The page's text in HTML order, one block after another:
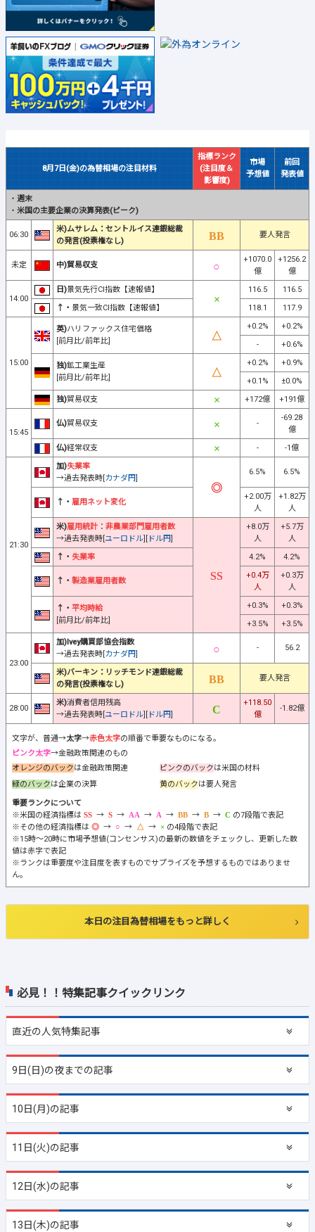
必見！！特集記事クイックリンク
直近の人気特集記事
9日(日)の夜までの記事
10日(月)の記事
11日(火)の記事
12日(水)の記事
13日(木)の記事
8月7日(金)の為替相場の注目材料
指標ランク
(注目度＆
影響度)
市場
予想値
前回
発表値
・ 週末
・ 米国の主要企業の決算発表(ピーク)
06:30
米)ムサレム：セントルイス連銀総裁
の発言(投票権なし)
要人発言
未定 中)貿易収支
+1070.0
億
+1256.2
億
14:00
日)景気先行CI指数【速報値】 116.5
116.5
↑・ 景気一致CI指数【速報値】 118.1 117.9
15:00
英)ハリファックス住宅価格
[前月比/前年比]
+0.2%
+0.2%
-
+0.6%
独)鉱工業生産
[前月比/前年比]
+0.2%
+0.9%
+0.1%
±0.0%
独)貿易収支 +172億 +191億
15:45
仏)貿易収支 -
-69.28
億
仏)経常収支 - -1億
21:30
加)失業率
→過去発表時[ カナダ円
6.5% 6.5%
↑・ 雇用ネット変化
+2.00万
人
+1.82万
人
米)雇用統計 ： 非農業部門雇用者数
→過去発表時[ ユーロドル ドル円
+8.0万
人
+5.7万
人
↑・ 失業率 4.2% 4.2%
↑・ 製造業雇用者数
+0.4万
人
+0.3万
人
↑・ 平均時給
[前月比/前年比]
+0.3%
+0.3%
+3.5%
+3.5%
23:00
加)Ivey購買部協会指数
→過去発表時[ カナダ円
- 56.2
米)バーキン：リッチモンド連銀総裁
の発言(投票権なし)
要人発言
28:00
米)消費者信用残高
→過去発表時[ ユーロドル ドル円
+118.50
億
-1.82億
文字が、普通→太字→赤色太字の順番で重要なものになる。
ピンク太字→金融政策関連のもの
オレンジのバックは金融政策関連 ピンクのバックは米国の材料
緑のバックは企業の決算 黄のバックは要人発言
重要ランクについて
※米国の経済指標は
→ → → → → →
の7段階で表記
※その他の経済指標は
→ → →
の4段階で表記
※15時～20時に市場予想値(コンセンサス)の最新の数値をチェックし、更新した数
値は赤字で表記
※ランクは重要度や注目度を表すものでサプライズを予想するものではありませ
ん。
本日の注目為替相場をもっと詳しく